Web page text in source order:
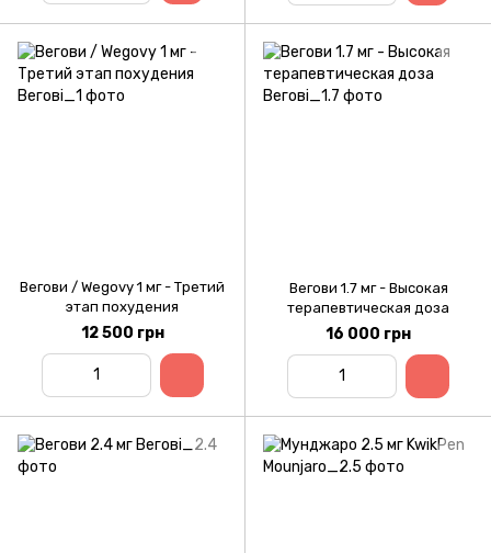
Вегови / Wegovy 1 мг - Третий
этап похудения
12 500 грн
Вегови 1.7 мг - Высокая
терапевтическая доза
16 000 грн